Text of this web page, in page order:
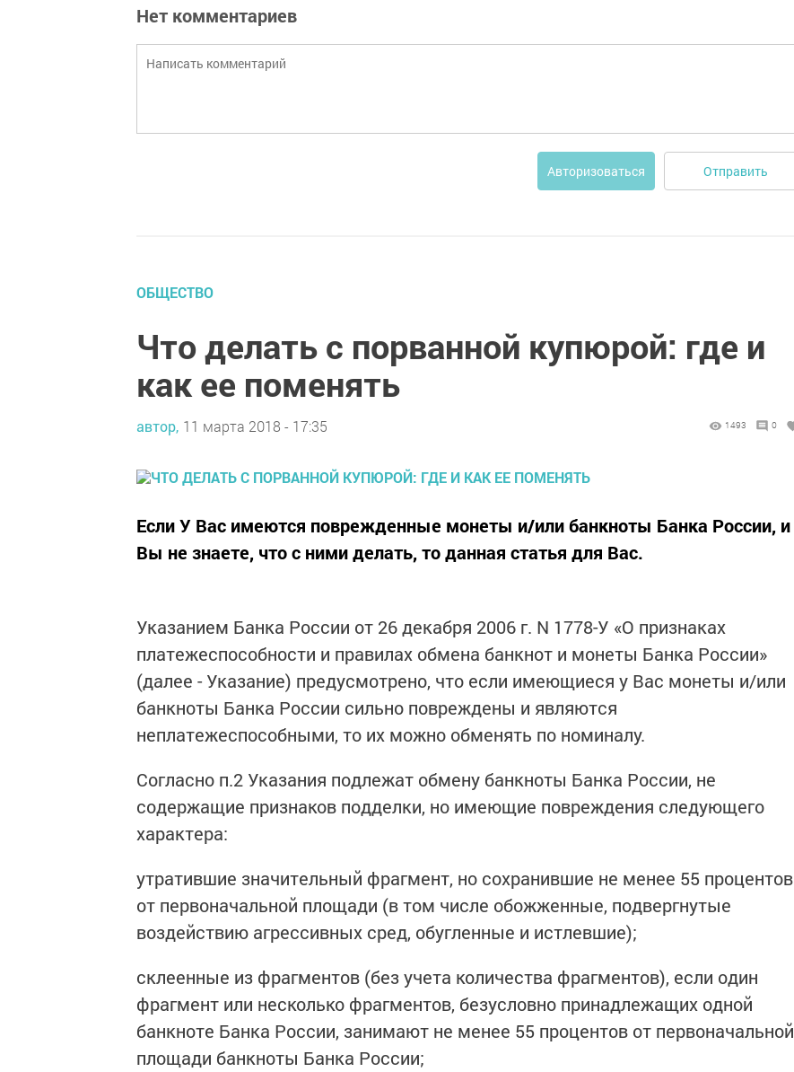
Нет комментариев
Авторизоваться Отправить
ОБЩЕСТВО
Что делать с порванной купюрой: где и
как ее поменять
автор, 11 марта 2018 - 17:35 1493 0
Если У Вас имеются поврежденные монеты и/или банкноты Банка России, и
Вы не знаете, что с ними делать, то данная статья для Вас.
Указанием Банка России от 26 декабря 2006 г. N 1778-У «О признаках
платежеспособности и правилах обмена банкнот и монеты Банка России»
(далее - Указание) предусмотрено, что если имеющиеся у Вас монеты и/или
банкноты Банка России сильно повреждены и являются
неплатежеспособными, то их можно обменять по номиналу.
Согласно п.2 Указания подлежат обмену банкноты Банка России, не
содержащие признаков подделки, но имеющие повреждения следующего
характера:
утратившие значительный фрагмент, но сохранившие не менее 55 процентов
от первоначальной площади (в том числе обожженные, подвергнутые
воздействию агрессивных сред, обугленные и истлевшие);
склеенные из фрагментов (без учета количества фрагментов), если один
фрагмент или несколько фрагментов, безусловно принадлежащих одной
банкноте Банка России, занимают не менее 55 процентов от первоначальной
площади банкноты Банка России;